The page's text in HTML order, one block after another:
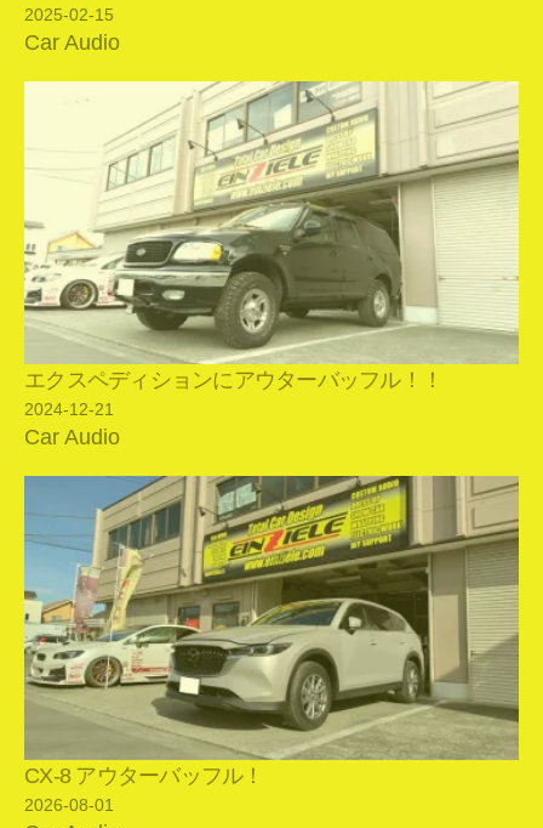
2025-02-15
Car Audio
エクスペディションにアウターバッフル！！
2024-12-21
Car Audio
CX-8 アウターバッフル！
2026-08-01